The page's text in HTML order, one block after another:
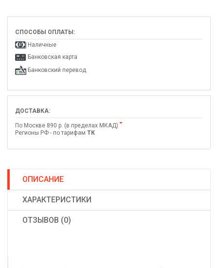
СПОСОБЫ ОПЛАТЫ:
Наличные
Банковская карта
Банковский перевод
ДОСТАВКА:
По Москве 890 р. (в пределах МКАД) *
Регионы РФ - по тарифам ТК
ОПИСАНИЕ
ХАРАКТЕРИСТИКИ
ОТЗЫВОВ (0)